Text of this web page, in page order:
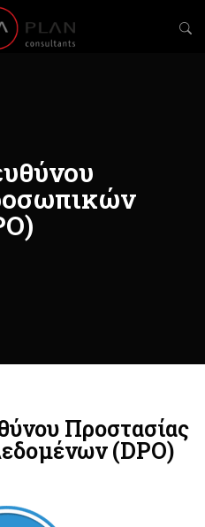
Προστασίας
(DPO)